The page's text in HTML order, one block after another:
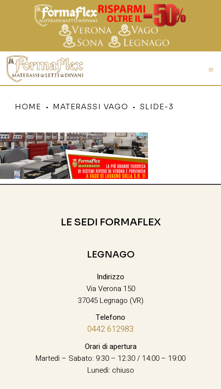
HOME MATERASSI VAGO SLIDE-3
LE SEDI FORMAFLEX
LEGNAGO
Indirizzo
Via Verona 150
37045 Legnago (VR)
Telefono
0442 612983
Orari di apertura
Martedì – Sabato: 9:30 – 12:30 / 14:00 – 19:00
Lunedì: chiuso